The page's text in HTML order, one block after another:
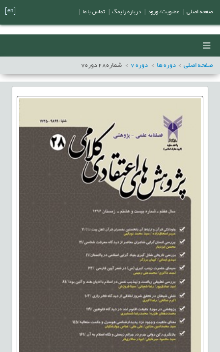
صفحه اصلی دوره ها دوره7 شماره28دوره7
صفحه اصلی عضویت/ ورود درباره رایمگ تماس با ما